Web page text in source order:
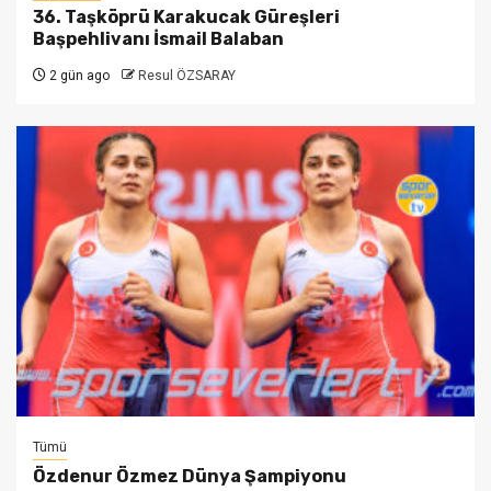
36. Taşköprü Karakucak Güreşleri
Başpehlivanı İsmail Balaban
2 gün ago Resul ÖZSARAY
Tümü
Özdenur Özmez Dünya Şampiyonu